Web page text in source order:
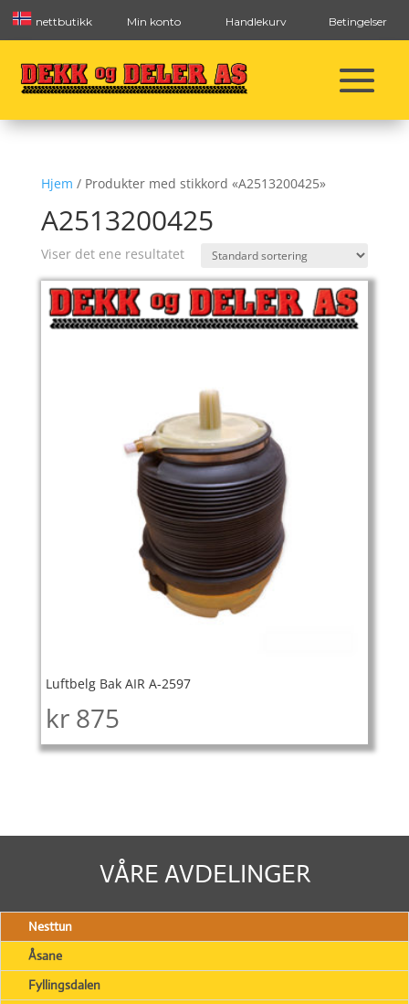
nettbutikk Min konto Handlekurv Betingelser
Hjem / Produkter med stikkord «A2513200425»
A2513200425
Viser det ene resultatet
Luftbelg Bak AIR A-2597
kr 875
VÅRE AVDELINGER
Nesttun
Åsane
Fyllingsdalen